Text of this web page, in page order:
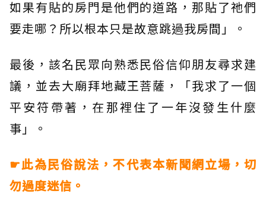
如果有貼的房門是他們的道路，那貼了祂們
要走哪？所以根本只是故意跳過我房間」。
最後，該名民眾向熟悉民俗信仰朋友尋求建
議，並去大廟拜地藏王菩薩，「我求了一個
平安符帶著，在那裡住了一年沒發生什麼
事」。
☛此為民俗說法，不代表本新聞網立場，切
勿過度迷信。